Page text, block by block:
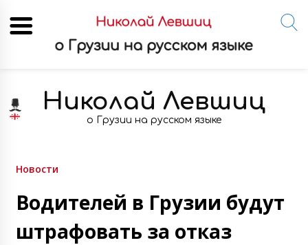
content
Николай Левшиц
о Грузии на русском языке
Новости
Водителей в Грузии будут
штрафовать за отказ